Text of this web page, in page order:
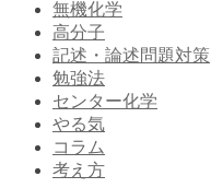
無機化学
高分子
記述・論述問題対策
勉強法
センター化学
やる気
コラム
考え方